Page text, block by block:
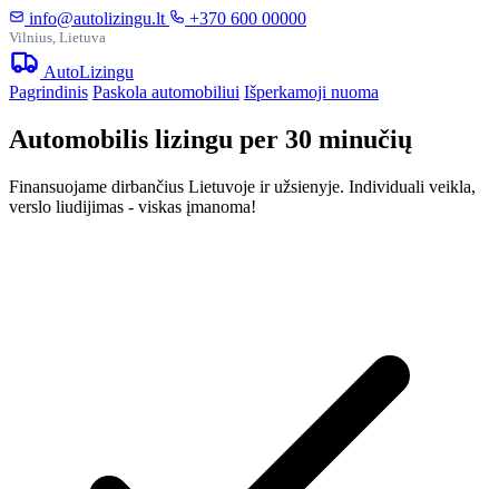
info@autolizingu.lt +370 600 00000
Vilnius, Lietuva
AutoLizingu
Pagrindinis Paskola automobiliui Išperkamoji nuoma
Automobilis lizingu per 30 minučių
Finansuojame dirbančius Lietuvoje ir užsienyje. Individuali veikla,
verslo liudijimas - viskas įmanoma!